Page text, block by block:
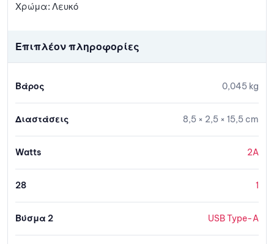
Χρώμα: Λευκό
Επιπλέον πληροφορίες
Βάρος 0,045 kg
Διαστάσεις 8,5 × 2,5 × 15,5 cm
Watts 2A
28 1
Βύσμα 2 USB Type-A